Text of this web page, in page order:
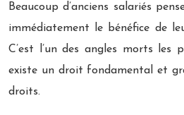
Beaucoup d’anciens salariés
immédiatement le bénéfice de
C’est l’un des angles morts les
existe un droit fondamental et
droits.